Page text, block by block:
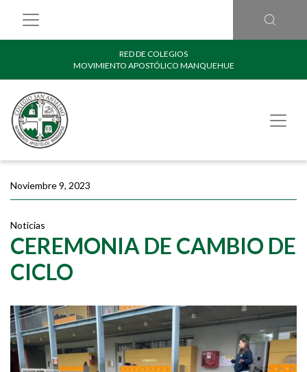
RED DE COLEGIOS
MOVIMIENTO APOSTÓLICO MANQUEHUE
Noviembre 9, 2023
Noticias
CEREMONIA DE CAMBIO DE
CICLO